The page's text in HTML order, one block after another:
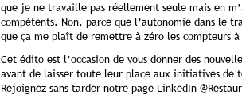
que je ne travaille pas réellement seule mais en
compétents. Non, parce que l’autonomie dans le
que ça me plaît de remettre à zéro les compteurs à
Cet édito est l’occasion de vous donner des
avant de laisser toute leur place aux initiatives de
Rejoignez sans tarder notre page LinkedIn